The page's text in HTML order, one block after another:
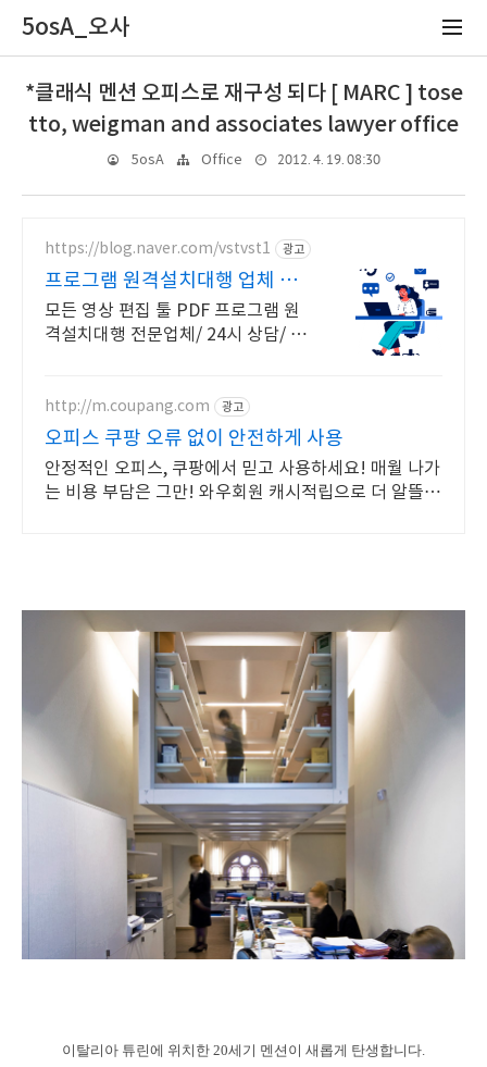
5osA_오사
*클래식 멘션 오피스로 재구성 되다 [ MARC ] tose
tto, weigman and associates lawyer office
5osA Office 2012. 4. 19. 08:30
https://blog.naver.com/vstvst1 광고
프로그램 원격설치대행 업체 프
로그램 원격설치대행 전문
모든 영상 편집 툴 PDF 프로그램 원
격설치대행 전문업체/ 24시 상담/ 영
담/ 영구AS
http://m.coupang.com 광고
오피스 쿠팡 오류 없이 안전하게 사용
안정적인 오피스, 쿠팡에서 믿고 사용하세요! 매월 나가
는 비용 부담은 그만! 와우회원 캐시적립으로 더 알뜰하
이탈리아 튜린에 위치한 20세기 멘션이 새롭게 탄생합니다.